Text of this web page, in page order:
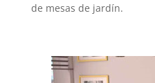
de mesas de jardín.